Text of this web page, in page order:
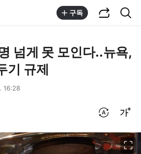
구독
넘게 못 모인다..뉴욕,
기 규제
16:28